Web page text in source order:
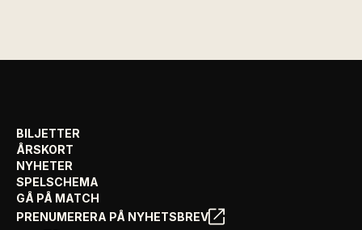
BILJETTER
ÅRSKORT
NYHETER
SPELSCHEMA
GÅ PÅ MATCH
PRENUMERERA PÅ NYHETSBREV